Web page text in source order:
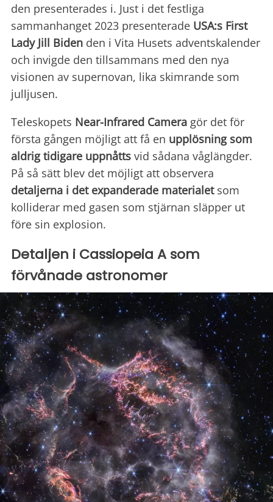
den presenterades i. Just i det festliga
sammanhanget 2023 presenterade USA:s First
Lady Jill Biden den i Vita Husets adventskalender
och invigde den tillsammans med den nya
visionen av supernovan, lika skimrande som
julljusen.
Teleskopets Near-Infrared Camera gör det för
första gången möjligt att få en upplösning som
aldrig tidigare uppnåtts vid sådana våglängder.
På så sätt blev det möjligt att observera
detaljerna i det expanderade materialetsom
kolliderar med gasen som stjärnan släpper ut
före sin explosion.
Detaljen i Cassiopeia A som
förvånade astronomer